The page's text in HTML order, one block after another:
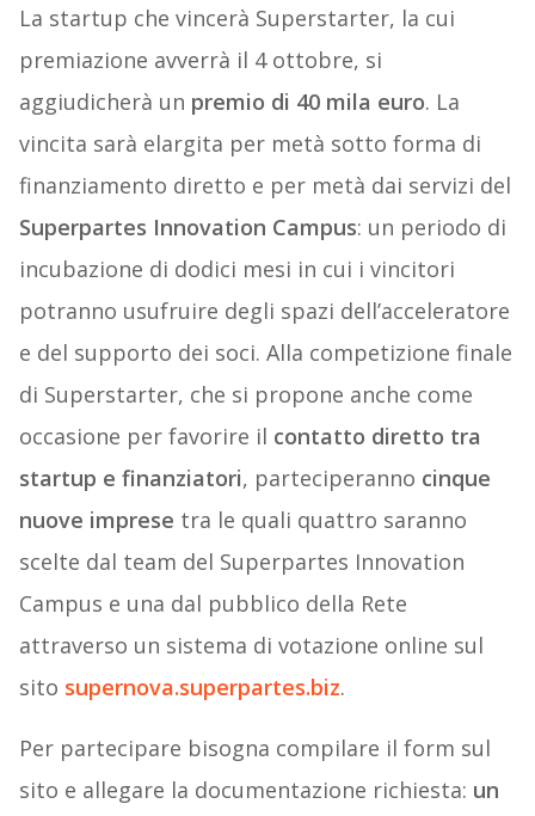
La startup che vincerà Superstarter, la cui
premiazione avverrà il 4 ottobre, si
aggiudicherà un premio di 40 mila euro. La
vincita sarà elargita per metà sotto forma di
finanziamento diretto e per metà dai servizi del
Superpartes Innovation Campus: un periodo di
incubazione di dodici mesi in cui i vincitori
potranno usufruire degli spazi dell’acceleratore
e del supporto dei soci. Alla competizione finale
di Superstarter, che si propone anche come
occasione per favorire il contatto diretto tra
startup e finanziatori, parteciperanno cinque
nuove imprese tra le quali quattro saranno
scelte dal team del Superpartes Innovation
Campus e una dal pubblico della Rete
attraverso un sistema di votazione online sul
sito supernova.superpartes.biz.
Per partecipare bisogna compilare il form sul
sito e allegare la documentazione richiesta: un